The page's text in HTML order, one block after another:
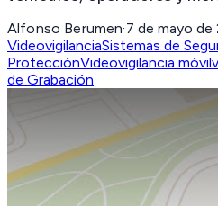
Alfonso Berumen·7 de mayo de
VideovigilanciaSistemas de
ProtecciónVideovigilancia móvil
de Grabación